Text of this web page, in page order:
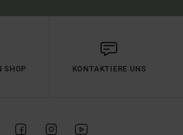
SHOP KONTAKTIERE UNS